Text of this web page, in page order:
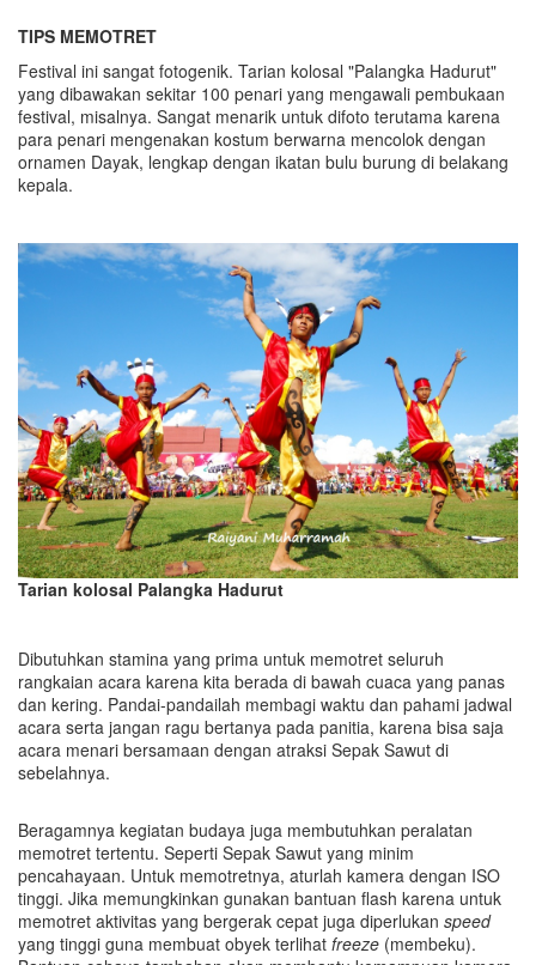
TIPS MEMOTRET
Festival ini sangat fotogenik. Tarian kolosal "Palangka Hadurut"
yang dibawakan sekitar 100 penari yang mengawali pembukaan
festival, misalnya. Sangat menarik untuk difoto terutama karena
para penari mengenakan kostum berwarna mencolok dengan
ornamen Dayak, lengkap dengan ikatan bulu burung di belakang
kepala.
Tarian kolosal Palangka Hadurut
Dibutuhkan stamina yang prima untuk memotret seluruh
rangkaian acara karena kita berada di bawah cuaca yang panas
dan kering. Pandai-pandailah membagi waktu dan pahami jadwal
acara serta jangan ragu bertanya pada panitia, karena bisa saja
acara menari bersamaan dengan atraksi Sepak Sawut di
sebelahnya.
Beragamnya kegiatan budaya juga membutuhkan peralatan
memotret tertentu. Seperti Sepak Sawut yang minim
pencahayaan. Untuk memotretnya, aturlah kamera dengan ISO
tinggi. Jika memungkinkan gunakan bantuan flash karena untuk
memotret aktivitas yang bergerak cepat juga diperlukan speed
yang tinggi guna membuat obyek terlihat freeze (membeku).